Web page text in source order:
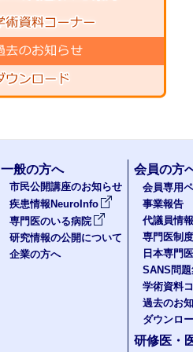
一般の方へ
市民公開講座のお知らせ
疾患情報NeuroInfo
専門医のいる病院
研究情報の公開について
企業の方へ
会員の方
会員専用
事業報告
代議員情報
専門医制度
日本専門
SANS問
学術資料
過去のお
ダウンロ
研修医・